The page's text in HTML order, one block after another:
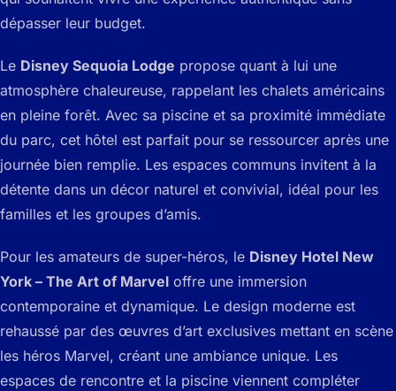
dépasser leur budget.
Le Disney Sequoia Lodge propose quant à lui une
atmosphère chaleureuse, rappelant les chalets américains
en pleine forêt. Avec sa piscine et sa proximité immédiate
du parc, cet hôtel est parfait pour se ressourcer après une
journée bien remplie. Les espaces communs invitent à la
détente dans un décor naturel et convivial, idéal pour les
familles et les groupes d’amis.
Pour les amateurs de super-héros, le Disney Hotel New
York – The Art of Marvel offre une immersion
contemporaine et dynamique. Le design moderne est
rehaussé par des œuvres d’art exclusives mettant en scène
les héros Marvel, créant une ambiance unique. Les
espaces de rencontre et la piscine viennent compléter